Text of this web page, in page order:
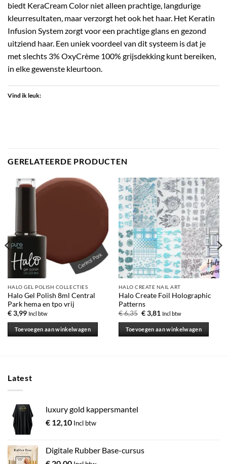
biedt KeraCream Color niet alleen prachtige, langdurige
kleurresultaten, maar verzorgt het ook het haar. Het Keratin
Infusion System zorgt voor een prachtige glans en gezond
uitziend haar. Een uniek voordeel van dit systeem is dat je
met slechts 3% OxyCrème 100% grijsdekking kunt bereiken,
in elke gewenste kleurtoon.
Vind ik leuk:
GERELATEERDE PRODUCTEN
HALO GEL POLISH COLLECTIES
Halo Gel Polish 8ml Central
Park hema en tpo vrij
€3,99 Incl btw
Toevoegen aan winkelwagen
HALO CREATE NAIL ART
Halo Create Foil Holographic
Patterns
€6,35 €3,81 Incl btw
Toevoegen aan winkelwagen
Latest
luxury gold kappersmantel
€ 12,10 Incl btw
Digitale Rubber Base-cursus